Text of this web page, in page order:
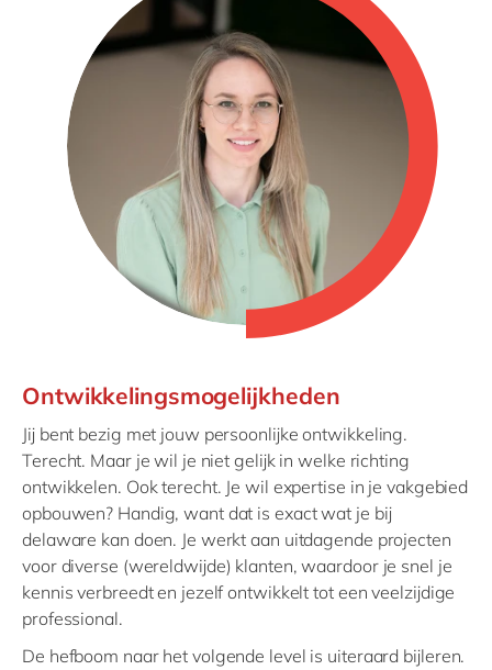
Ontwikkelingsmogelijkheden
Jij bent bezig met jouw persoonlijke ontwikkeling.
Terecht. Maar je wil je niet gelijk in welke richting
ontwikkelen. Ook terecht. Je wil expertise in je vakgebied
opbouwen? Handig, want dat is exact wat je bij
delaware kan doen. Je werkt aan uitdagende projecten
voor diverse (wereldwijde) klanten, waardoor je snel je
kennis verbreedt en jezelf ontwikkelt tot een veelzijdige
professional.
De hefboom naar het volgende level is uiteraard bijleren.